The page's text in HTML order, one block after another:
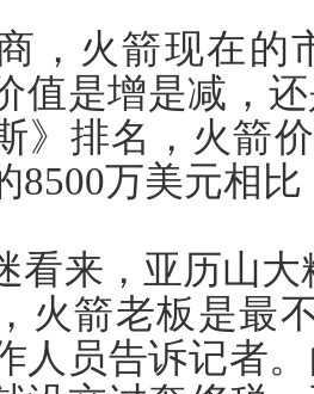
，火箭现在的
值是增是减，
》排名，火箭
8500万美元相
看来，亚历山大
火箭老板是最
人员告诉记者